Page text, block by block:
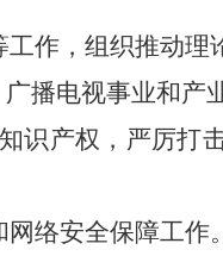
作，组织推动理
播电视事业和产
识产权，严厉打
络安全保障工作。